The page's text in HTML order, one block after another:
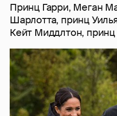
Принц Гарри, Меган
Шарлотта, принц
Кейт Миддлтон,